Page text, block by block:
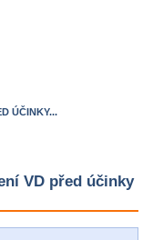
ÚČINKY...
VD před účinky